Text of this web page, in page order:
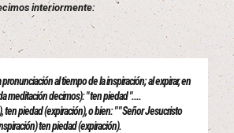
interiormente:
al tiempo de la inspiración; al expirar, en
meditación decimos): " ten piedad "....
ten piedad (expiración), o bien: " " Señor Jesucristo
ten piedad (expiración).